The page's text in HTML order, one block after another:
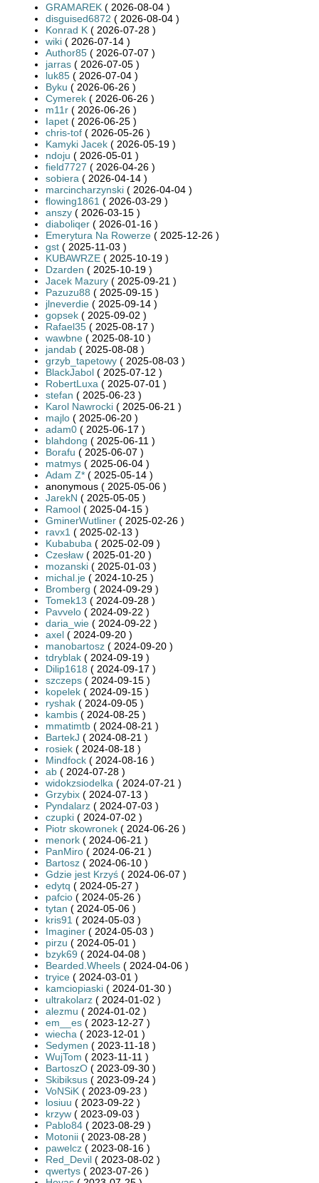
GRAMAREK ( 2026-08-04 )
disguised6872 ( 2026-08-04 )
Konrad K ( 2026-07-28 )
wiki ( 2026-07-14 )
Author85 ( 2026-07-07 )
jarras ( 2026-07-05 )
luk85 ( 2026-07-04 )
Byku ( 2026-06-26 )
Cymerek ( 2026-06-26 )
m11r ( 2026-06-26 )
Iapet ( 2026-06-25 )
chris-tof ( 2026-05-26 )
Kamyki Jacek ( 2026-05-19 )
ndoju ( 2026-05-01 )
field7727 ( 2026-04-26 )
sobiera ( 2026-04-14 )
marcincharzynski ( 2026-04-04 )
flowing1861 ( 2026-03-29 )
anszy ( 2026-03-15 )
diaboliqer ( 2026-01-16 )
Emerytura Na Rowerze ( 2025-12-26 )
gst ( 2025-11-03 )
KUBAWRZE ( 2025-10-19 )
Dzarden ( 2025-10-19 )
Jacek Mazury ( 2025-09-21 )
Pazuzu88 ( 2025-09-15 )
jlneverdie ( 2025-09-14 )
gopsek ( 2025-09-02 )
Rafael35 ( 2025-08-17 )
wawbne ( 2025-08-10 )
jandab ( 2025-08-08 )
grzyb_tapetowy ( 2025-08-03 )
BlackJabol ( 2025-07-12 )
RobertLuxa ( 2025-07-01 )
stefan ( 2025-06-23 )
Karol Nawrocki ( 2025-06-21 )
majlo ( 2025-06-20 )
adam0 ( 2025-06-17 )
blahdong ( 2025-06-11 )
Borafu ( 2025-06-07 )
matmys ( 2025-06-04 )
Adam Z* ( 2025-05-14 )
anonymous ( 2025-05-06 )
JarekN ( 2025-05-05 )
Ramool ( 2025-04-15 )
GminerWutliner ( 2025-02-26 )
ravx1 ( 2025-02-13 )
Kubabuba ( 2025-02-09 )
Czesław ( 2025-01-20 )
mozanski ( 2025-01-03 )
michal.je ( 2024-10-25 )
Bromberg ( 2024-09-29 )
Tomek13 ( 2024-09-28 )
Pavvelo ( 2024-09-22 )
daria_wie ( 2024-09-22 )
axel ( 2024-09-20 )
manobartosz ( 2024-09-20 )
tdryblak ( 2024-09-19 )
Dilip1618 ( 2024-09-17 )
szczeps ( 2024-09-15 )
kopelek ( 2024-09-15 )
ryshak ( 2024-09-05 )
kambis ( 2024-08-25 )
mmatimtb ( 2024-08-21 )
BartekJ ( 2024-08-21 )
rosiek ( 2024-08-18 )
Mindfock ( 2024-08-16 )
ab ( 2024-07-28 )
widokzsiodelka ( 2024-07-21 )
Grzybix ( 2024-07-13 )
Pyndalarz ( 2024-07-03 )
czupki ( 2024-07-02 )
Piotr skowronek ( 2024-06-26 )
menork ( 2024-06-21 )
PanMiro ( 2024-06-21 )
Bartosz ( 2024-06-10 )
Gdzie jest Krzyś ( 2024-06-07 )
edytq ( 2024-05-27 )
pafcio ( 2024-05-26 )
tytan ( 2024-05-06 )
kris91 ( 2024-05-03 )
Imaginer ( 2024-05-03 )
pirzu ( 2024-05-01 )
bzyk69 ( 2024-04-08 )
Bearded.Wheels ( 2024-04-06 )
tryice ( 2024-03-01 )
kamciopiaski ( 2024-01-30 )
ultrakolarz ( 2024-01-02 )
alezmu ( 2024-01-02 )
em__es ( 2023-12-27 )
wiecha ( 2023-12-01 )
Sedymen ( 2023-11-18 )
WujTom ( 2023-11-11 )
BartoszO ( 2023-09-30 )
Skibiksus ( 2023-09-24 )
VoNSiK ( 2023-09-23 )
losiuu ( 2023-09-22 )
krzyw ( 2023-09-03 )
Pablo84 ( 2023-08-29 )
Motonii ( 2023-08-28 )
pawelcz ( 2023-08-16 )
Red_Devil ( 2023-08-02 )
qwertys ( 2023-07-26 )